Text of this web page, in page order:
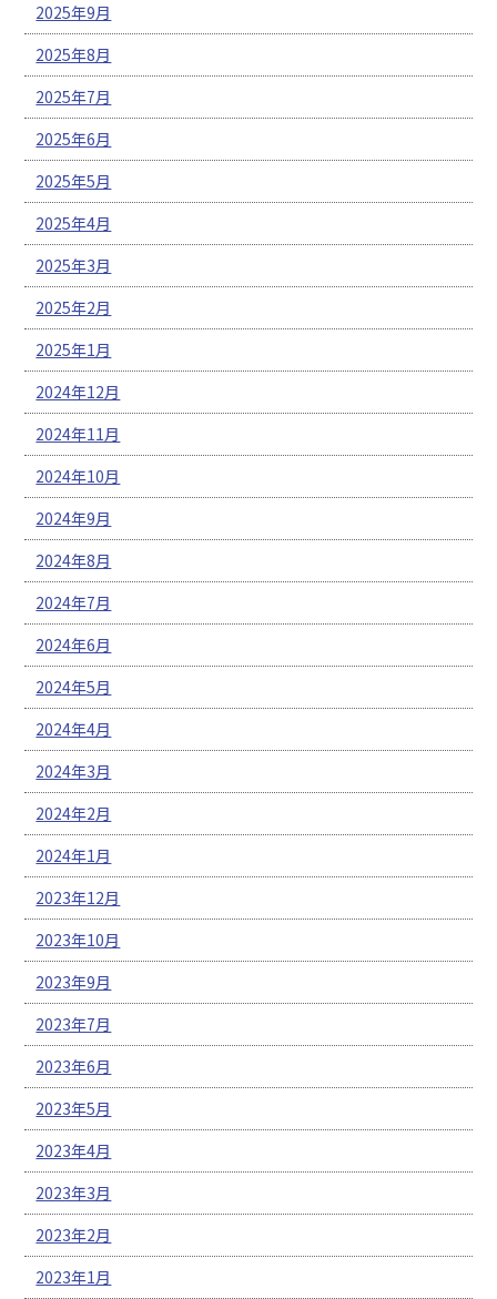
2025年9月
2025年8月
2025年7月
2025年6月
2025年5月
2025年4月
2025年3月
2025年2月
2025年1月
2024年12月
2024年11月
2024年10月
2024年9月
2024年8月
2024年7月
2024年6月
2024年5月
2024年4月
2024年3月
2024年2月
2024年1月
2023年12月
2023年10月
2023年9月
2023年7月
2023年6月
2023年5月
2023年4月
2023年3月
2023年2月
2023年1月